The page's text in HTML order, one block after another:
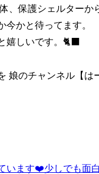
、保護シェルターか
かと待ってます。
しいです。🐈‍⬛
娘のチャンネル【は
います❤️少しでも面